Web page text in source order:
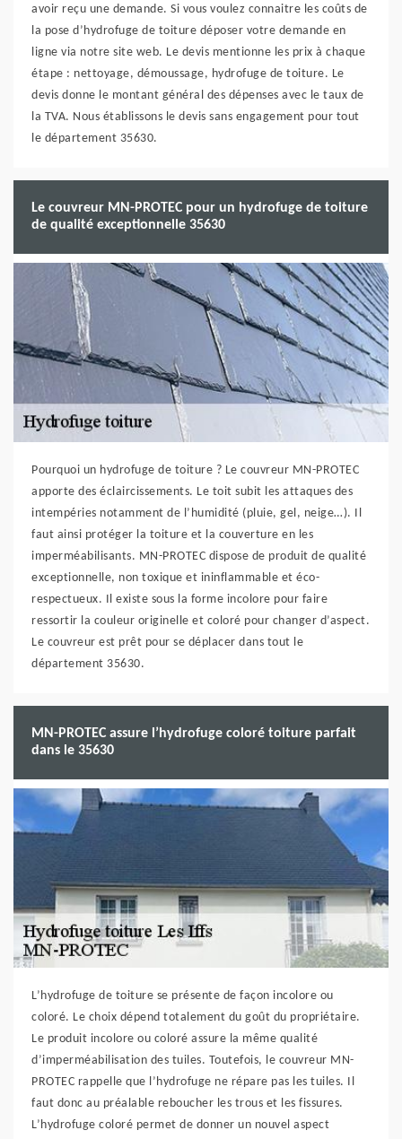
avoir reçu une demande. Si vous voulez connaitre les coûts de
la pose d’hydrofuge de toiture déposer votre demande en
ligne via notre site web. Le devis mentionne les prix à chaque
étape : nettoyage, démoussage, hydrofuge de toiture. Le
devis donne le montant général des dépenses avec le taux de
la TVA. Nous établissons le devis sans engagement pour tout
le département 35630.
Le couvreur MN-PROTEC pour un hydrofuge de toiture
de qualité exceptionnelle 35630
Pourquoi un hydrofuge de toiture ? Le couvreur MN-PROTEC
apporte des éclaircissements. Le toit subit les attaques des
intempéries notamment de l’humidité (pluie, gel, neige…). Il
faut ainsi protéger la toiture et la couverture en les
imperméabilisants. MN-PROTEC dispose de produit de qualité
exceptionnelle, non toxique et ininflammable et éco-
respectueux. Il existe sous la forme incolore pour faire
ressortir la couleur originelle et coloré pour changer d’aspect.
Le couvreur est prêt pour se déplacer dans tout le
département 35630.
MN-PROTEC assure l’hydrofuge coloré toiture parfait
dans le 35630
L’hydrofuge de toiture se présente de façon incolore ou
coloré. Le choix dépend totalement du goût du propriétaire.
Le produit incolore ou coloré assure la même qualité
d’imperméabilisation des tuiles. Toutefois, le couvreur MN-
PROTEC rappelle que l’hydrofuge ne répare pas les tuiles. Il
faut donc au préalable reboucher les trous et les fissures.
L’hydrofuge coloré permet de donner un nouvel aspect